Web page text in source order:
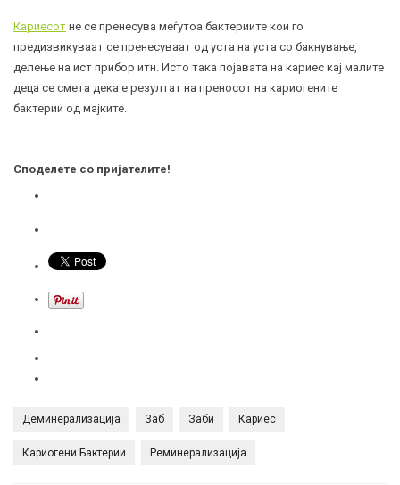
Кариесот не се пренесува меѓутоа бактериите кои го
предизвикуваат се пренесуваат од уста на уста со бакнување,
делење на ист прибор итн. Исто така појавата на кариес кај малите
деца се смета дека е резултат на преносот на кариогените
бактерии од мајките.
Споделете со пријателите!
Деминерализација Заб Заби Кариес
Кариогени Бактерии Реминерализација